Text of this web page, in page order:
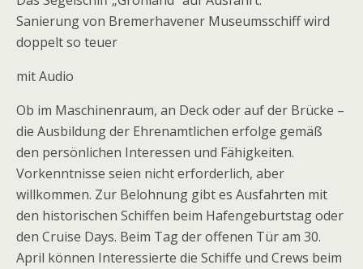
Sanierung von Bremerhavener Museumsschiff wird
doppelt so teuer
mit Audio
Ob im Maschinenraum, an Deck oder auf der Brücke –
die Ausbildung der Ehrenamtlichen erfolge gemäß
den persönlichen Interessen und Fähigkeiten.
Vorkenntnisse seien nicht erforderlich, aber
willkommen. Zur Belohnung gibt es Ausfahrten mit
den historischen Schiffen beim Hafengeburtstag oder
den Cruise Days. Beim Tag der offenen Tür am 30.
April können Interessierte die Schiffe und Crews beim